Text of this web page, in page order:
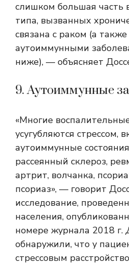
слишком большая часть
типа, вызванных
связана с раком (а
аутоиммунными
ниже), — объясняет
9. Аутоиммунные
«Многие
усугубляются стрессом,
аутоиммунные
рассеянный склероз,
артрит, волчанка,
псориаз», — говорит
исследование,
населения,
номере журнала 2018 г.
обнаружили, что у
стрессовым